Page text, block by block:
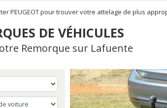
PEUGEOT pour trouver votre attelage de plus
DE VÉHICULES
Remorque sur Lafuente